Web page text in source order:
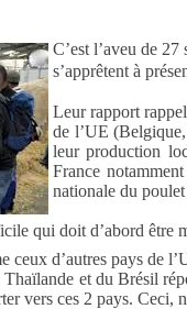
C’est l’aveu de
s’apprêtent à
Leur rapport
de l’UE
leur production
France
nationale du
qui doit d’abord être
ceux d’autres pays de
et du Brésil
vers ces 2 pays. Ceci,